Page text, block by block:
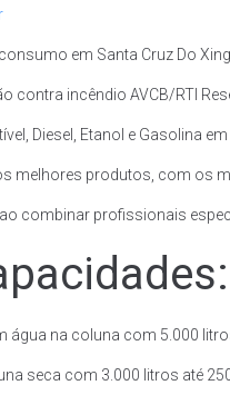
em Santa Cruz Do
contra incêndio AVCB/RTI
Diesel, Etanol e Gasolina em
melhores produtos, com os
combinar profissionais
na coluna com 5.000
seca com 3.000 litros até